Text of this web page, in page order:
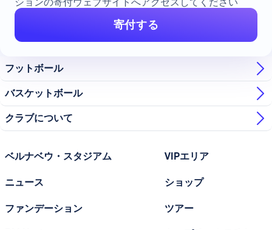
寄付する
フットボール
バスケットボール
クラブについて
ベルナベウ・スタジアム
ニュース
ファンデーション
VIPエリア
ショップ
ツアー